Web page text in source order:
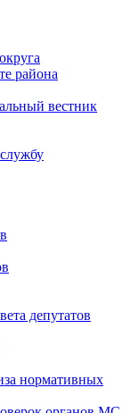
района
вестник
депутатов
нормативных